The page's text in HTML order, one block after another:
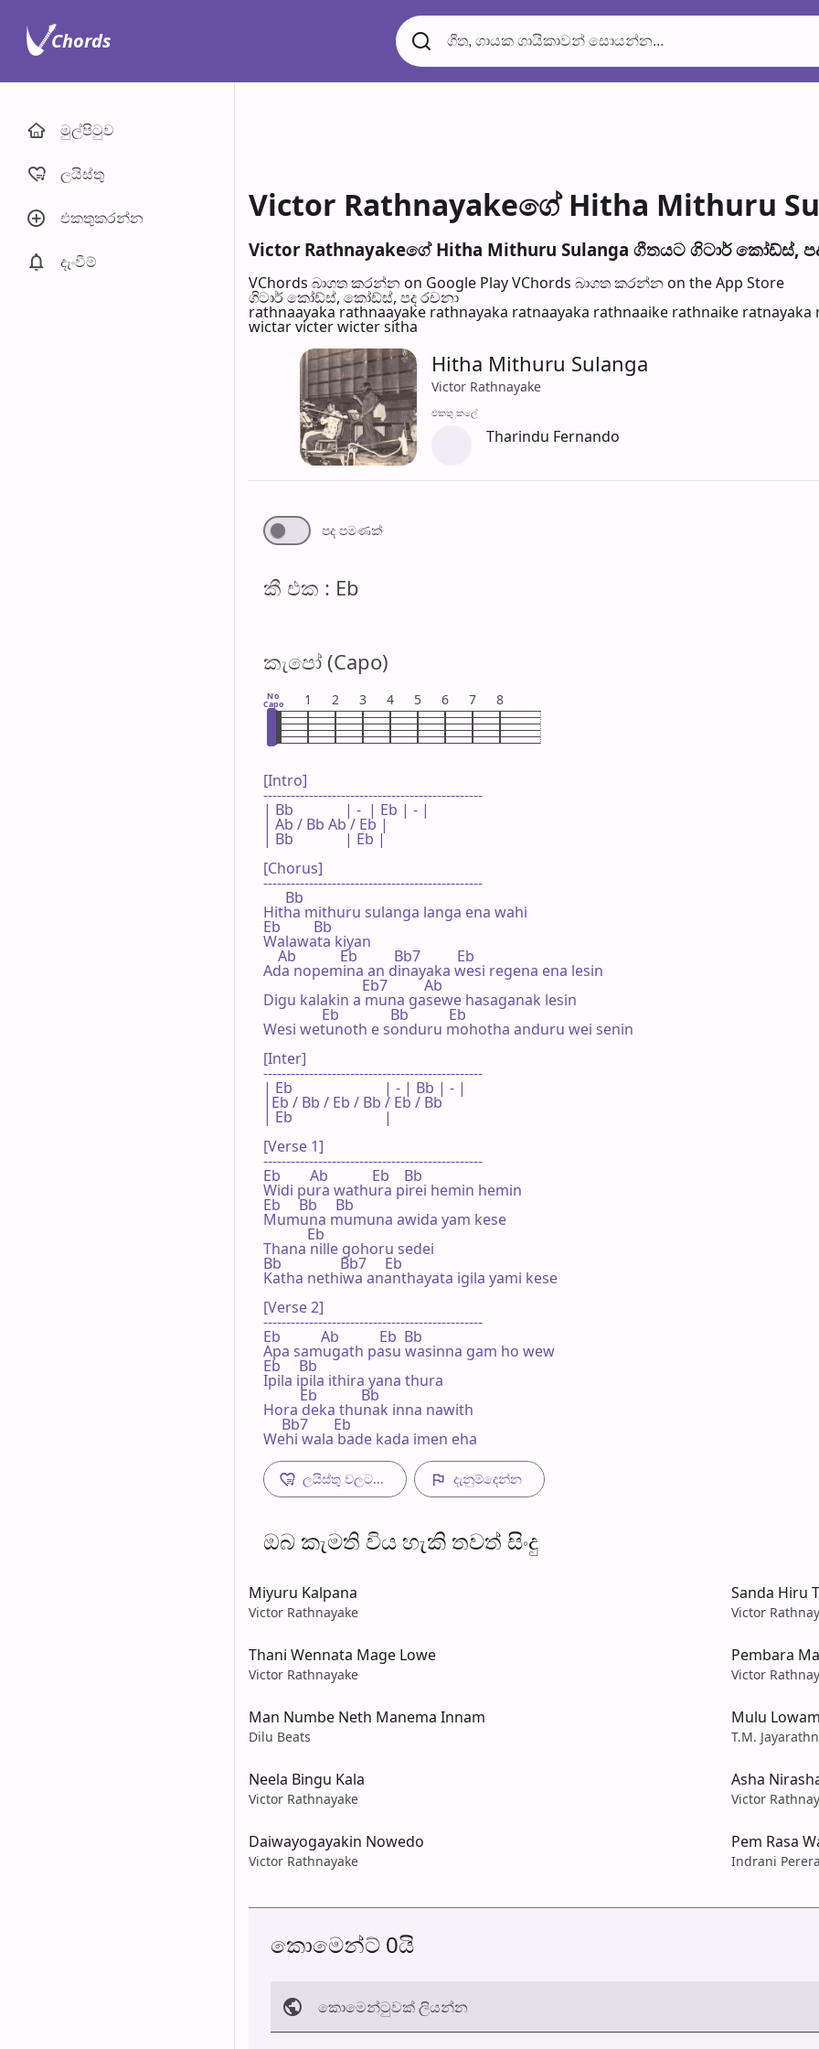
Victor Rathnayakeගේ Hitha Mithuru
Victor Rathnayakeගේ Hitha Mithuru Sulanga ගීතයට ගිටාර් කෝඩ්ස්,
VChords බාගත කරන්න on Google PlayVChords බාගත කරන්න on the App Store
ගිටාර් කෝඩ්ස්, කෝඩ්ස්, පද රච​නා
rathnaayaka rathnaayake rathnayaka ratnaayaka rathnaaike rathnaike
wictar victer wicter sitha
Hitha Mithuru Sulanga
Victor Rathnayake
එක​තු කලේ
Tharindu Fernando
පද පමණ​ක්
කී එ​ක : Eb
කැපෝ (Capo)
No
Capo 1 2 3 4 5 6 7 8
[Intro]
------------------------------------------------
| Bb              | -  | Eb | - |
| Ab / Bb Ab / Eb |
| Bb              | Eb |
[Chorus]
------------------------------------------------
      Bb
Hitha mithuru sulanga langa ena wahi
Eb         Bb
Walawata kiyan
    Ab            Eb          Bb7          Eb
Ada nopemina an dinayaka wesi regena ena lesin
                           Eb7          Ab
Digu kalakin a muna gasewe hasaganak lesin
                Eb              Bb           Eb
Wesi wetunoth e sonduru mohotha anduru wei senin
[Inter]
------------------------------------------------
| Eb                         | - | Bb | - |
|Eb / Bb / Eb / Bb / Eb / Bb
| Eb                         |
[Verse 1]
------------------------------------------------
Eb        Ab            Eb    Bb
Widi pura wathura pirei hemin hemin
Eb     Bb     Bb
Mumuna mumuna awida yam kese
            Eb
Thana nille gohoru sedei
Bb                Bb7     Eb
Katha nethiwa ananthayata igila yami kese
[Verse 2]
------------------------------------------------
Eb           Ab           Eb  Bb
Apa samugath pasu wasinna gam ho wew
Eb     Bb
Ipila ipila ithira yana thura
          Eb            Bb
Hora deka thunak inna nawith
     Bb7       Eb
Wehi wala bade kada imen eha
ලයිස්තු වලට... දැනුම්දෙන්​න
ඔබ කැමති විය හැ​කි තව​ත් සිංදු
Miyuru Kalpana
Victor Rathnayake
Sanda Hiru
Victor
Thani Wennata Mage Lowe
Victor Rathnayake
Pembara
Victor
Man Numbe Neth Manema Innam
Dilu Beats
Mulu
T.M.
Neela Bingu Kala
Victor Rathnayake
Asha
Victor
Daiwayogayakin Nowedo
Victor Rathnayake
Pem Rasa
Indrani
කොමෙන්ට් 0යි
කොමෙන්ටුව​ක් ලියන්න
මුල්පිටු​ව
ලයිස්තු
එකතුකරන්​න
දැංවී​ම්
Chords